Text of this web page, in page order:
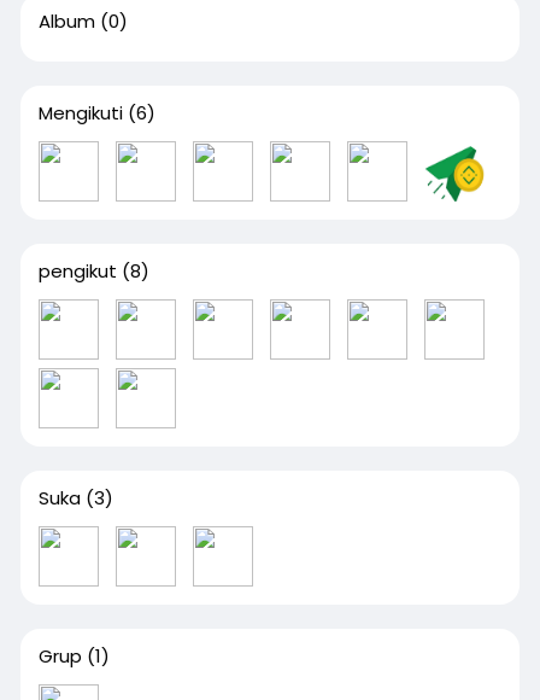
Album (0)
Mengikuti (6)
pengikut (8)
Suka (3)
Grup (1)